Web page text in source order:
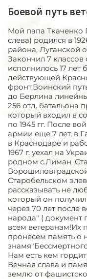
Боевой путь
Мой папа Ткаченко
слева) родился в
района, Луганской
Закончил 7
исполнилось 17
действующей
фронт.Воинский
до Берлина
256 отд. батальона
который входил в
по 1945 гг. После
армии еще 7 лет, в
в Краснодаре и
1967 г. уехал на
родном с.Лиман
Старобельском
рассказывать не
который он получил
через 70 лет после
народа" ( документ
всем ветеранам!Их
пронесем память о
Нам есть кем
Вечная слава и
землю от